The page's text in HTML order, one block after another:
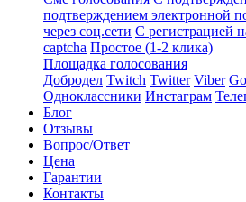
подтверждением электронной
через соц.сети С регистрацией
captcha Простое (1-2 клика)
Площадка голосования
Добродел Twitch Twitter Viber
Одноклассники Инстаграм
Блог
Отзывы
Вопрос/Ответ
Цена
Гарантии
Контакты